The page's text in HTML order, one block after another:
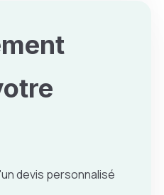
devis personnalisé